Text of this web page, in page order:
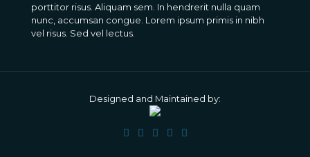
porttitor risus. Aliquam sem. In hendrerit nulla quam
nunc, accumsan congue. Lorem ipsum primis in nibh
vel risus. Sed vel lectus.
Designed and Maintained by: